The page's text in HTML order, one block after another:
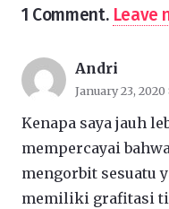
1 Comment. Leave
Andri
January 23, 2020
Kenapa saya jauh
mempercayai
mengorbit sesuatu
memiliki grafitasi